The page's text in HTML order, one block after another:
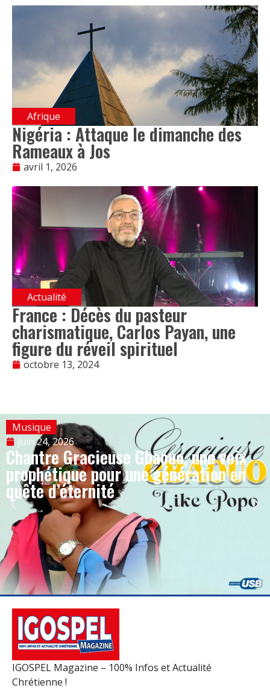
Afrique
Nigéria : Attaque le dimanche des
Rameaux à Jos
avril 1, 2026
Actualité
France : Décès du pasteur
charismatique, Carlos Payan, une
figure du réveil spirituel
octobre 13, 2024
Musique
juin 24, 2026
Chantre Gracieuse Gbaouo, une voix
prophétique pour une génération en
quête d’éternité
IGOSPEL Magazine – 100% Infos et Actualité
Chrétienne !